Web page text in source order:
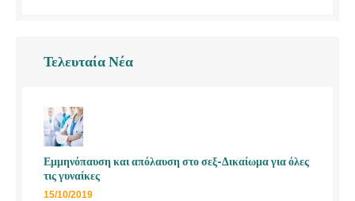
Τελευταία Νέα
Εμμηνόπαυση και απόλαυση στο σεξ-Δικαίωμα για όλες
τις γυναίκες
15/10/2019